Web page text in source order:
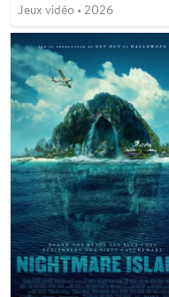
Jeux vidéo • 2026